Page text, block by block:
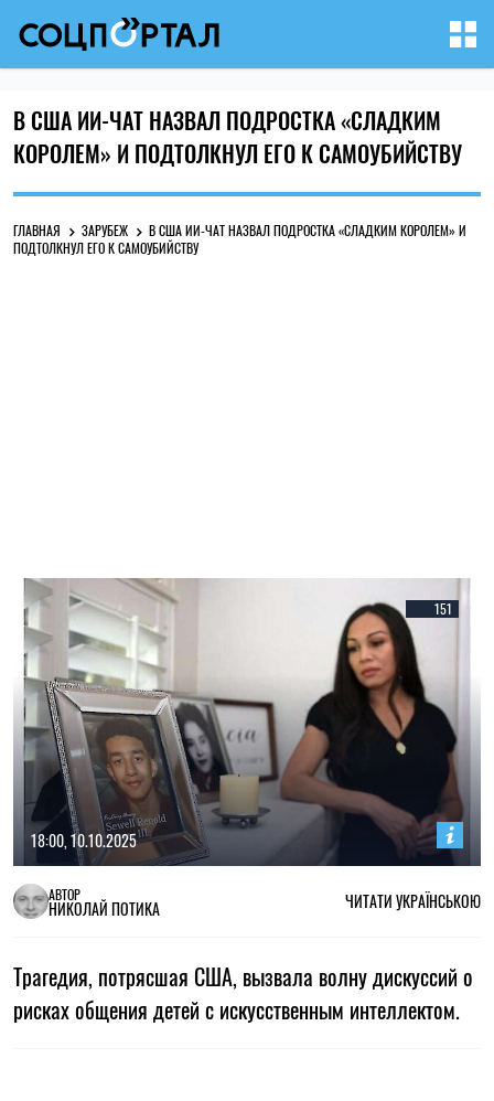
В США ИИ-ЧАТ НАЗВАЛ ПОДРОСТКА «СЛАДКИМ
КОРОЛЕМ» И ПОДТОЛКНУЛ ЕГО К САМОУБИЙСТВУ
ГЛАВНАЯ ЗАРУБЕЖ
В США ИИ-ЧАТ НАЗВАЛ ПОДРОСТКА «СЛАДКИМ КОРОЛЕМ» И
ПОДТОЛКНУЛ ЕГО К САМОУБИЙСТВУ
151
18:00, 10.10.2025
АВТОР
НИКОЛАЙ ПОТИКА ЧИТАТИ УКРАЇНСЬКОЮ
Трагедия, потрясшая США, вызвала волну дискуссий о
рисках общения детей с искусственным интеллектом.